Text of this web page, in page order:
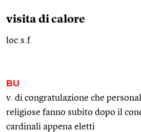
visita di calore
loc.s.f.
BU
v. di congratulazione che
religiose fanno subito dopo il
cardinali appena eletti